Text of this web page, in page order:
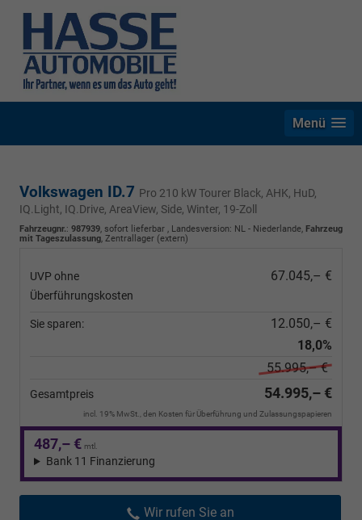
Menü
Volkswagen ID.7 Pro 210 kW Tourer Black, AHK, HuD,
IQ.Light, IQ.Drive, AreaView, Side, Winter, 19-Zoll
Fahrzeugnr.: 987939, sofort lieferbar , Landesversion: NL - Niederlande, Fahrzeug
mit Tageszulassung, Zentrallager (extern)
UVP ohne
Überführungskosten
67.045,– €
Sie sparen:
12.050,– €
18,0%
55.995,– €
Gesamtpreis 54.995,– €
incl. 19% MwSt., den Kosten für Überführung und Zulassungspapieren
487,– € mtl.
Bank 11 Finanzierung
Wir rufen Sie an